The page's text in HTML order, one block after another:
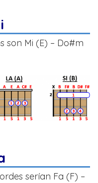
son Mi (E) – Do#m
serían Fa (F) –